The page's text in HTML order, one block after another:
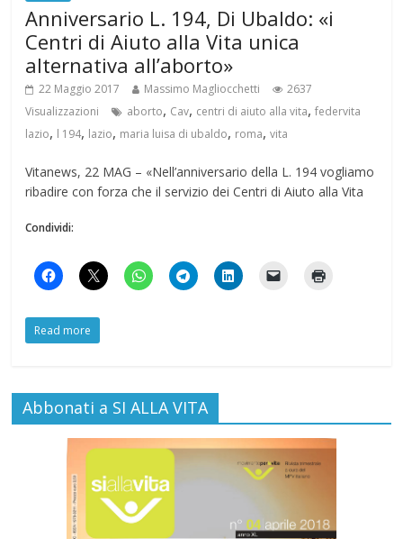
Anniversario L. 194, Di Ubaldo: «i
Centri di Aiuto alla Vita unica
alternativa all’aborto»
22 Maggio 2017 Massimo Magliocchetti
2637
Visualizzazioni
aborto, Cav, centri di aiuto alla vita,federvita
lazio, l 194, lazio, maria luisa di ubaldo, roma,vita
Vitanews, 22 MAG – «Nell’anniversario della L. 194 vogliamo
ribadire con forza che il servizio dei Centri di Aiuto alla Vita
Condividi:
Read more
Abbonati a SI ALLA VITA